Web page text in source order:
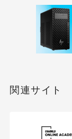
関連サイト